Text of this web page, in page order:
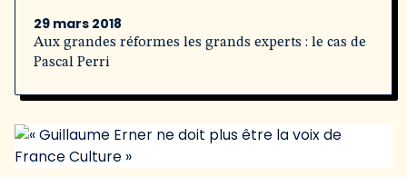
29 mars 2018
Aux grandes réformes les grands experts : le cas de
Pascal Perri